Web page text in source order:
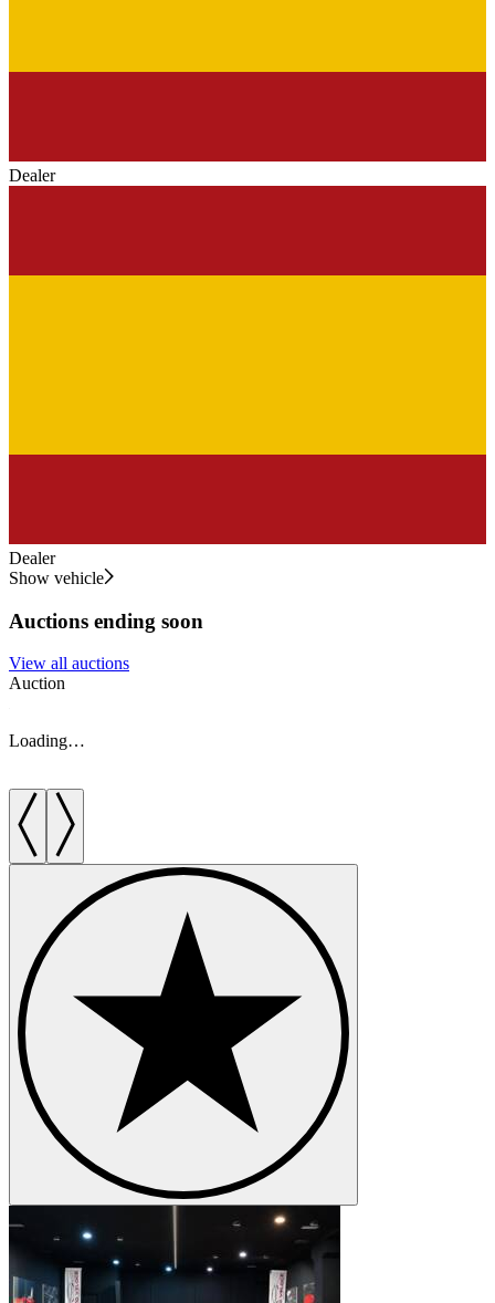
Dealer
Dealer
Show vehicle
Auctions ending soon
View all auctions
Auction
Loading…